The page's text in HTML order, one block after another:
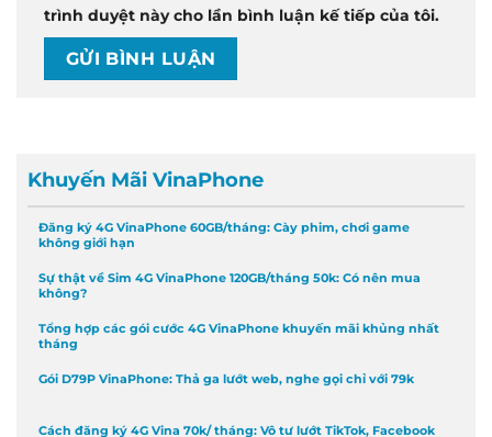
trình duyệt này cho lần bình luận kế tiếp của tôi.
Khuyến Mãi VinaPhone
Đăng ký 4G VinaPhone 60GB/tháng: Cày phim, chơi game
không giới hạn
Sự thật về Sim 4G VinaPhone 120GB/tháng 50k: Có nên mua
không?
Tổng hợp các gói cước 4G VinaPhone khuyến mãi khủng nhất
tháng
Gói D79P VinaPhone: Thả ga lướt web, nghe gọi chỉ với 79k
Cách đăng ký 4G Vina 70k/ tháng: Vô tư lướt TikTok, Facebook